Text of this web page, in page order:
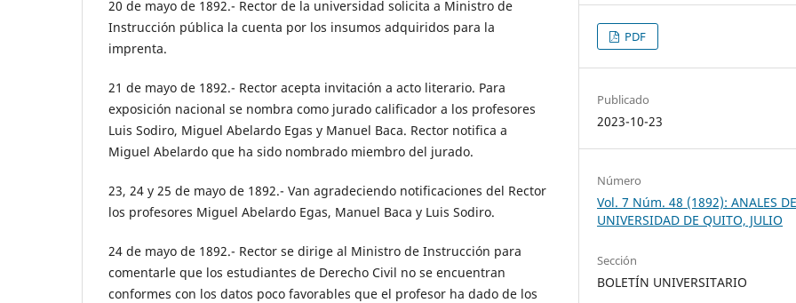
20 de mayo de 1892.- Rector de la universidad solicita a Ministro de
Instrucción pública la cuenta por los insumos adquiridos para la
imprenta.
21 de mayo de 1892.- Rector acepta invitación a acto literario. Para
exposición nacional se nombra como jurado calificador a los profesores
Luis Sodiro, Miguel Abelardo Egas y Manuel Baca. Rector notifica a
Miguel Abelardo que ha sido nombrado miembro del jurado.
23, 24 y 25 de mayo de 1892.- Van agradeciendo notificaciones del Rector
los profesores Miguel Abelardo Egas, Manuel Baca y Luis Sodiro.
24 de mayo de 1892.- Rector se dirige al Ministro de Instrucción para
comentarle que los estudiantes de Derecho Civil no se encuentran
conformes con los datos poco favorables que el profesor ha dado de los
PDF
Publicado
2023-10-23
Número
Vol. 7 Núm. 48 (1892): ANALES
UNIVERSIDAD DE QUITO, JULIO
Sección
BOLETÍN UNIVERSITARIO